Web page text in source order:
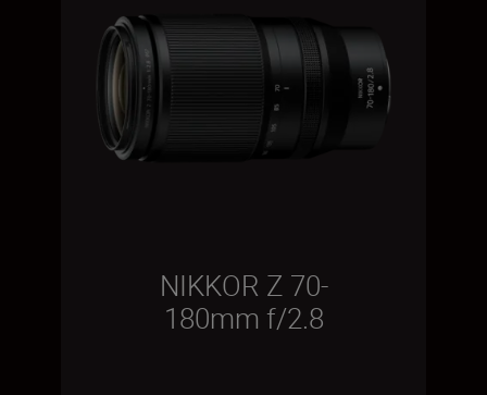
NIKKOR Z 70-
180mm f/2.8